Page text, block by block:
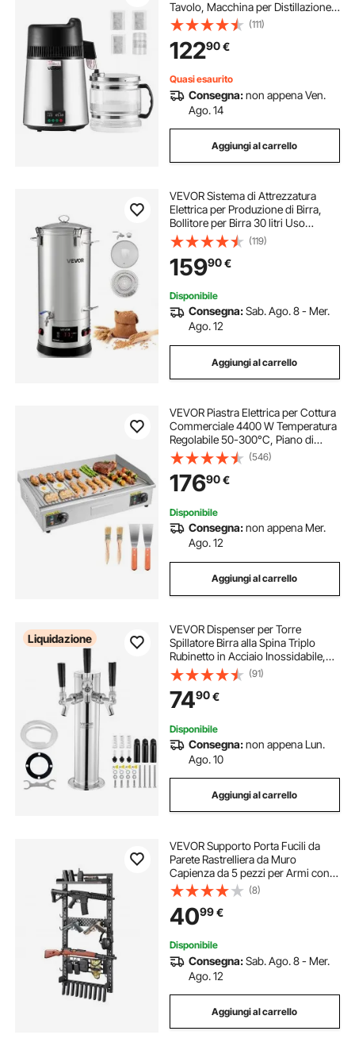
Tavolo, Macchina per Distillazione
da 900 W in Acciaio Inox per
Purificazione, Distillatore da Casa
Cucina
(111)
12290€
Quasi esaurito
Consegna:non appena Ven.
Ago. 14
Aggiungi al carrello
VEVOR Sistema di Attrezzatura
Elettrica per Produzione di Birra,
Bollitore per Birra 30 litri Uso
Domestico, Cuocitore di Mosto con
Canna Interna Maniglia Rubinetto,
Kit Utensili per Homebrewing
(119)
15990€
Disponibile
Consegna:Sab. Ago. 8 - Mer.
Ago. 12
Aggiungi al carrello
VEVOR Piastra Elettrica per Cottura
Commerciale 4400 W Temperatura
Regolabile 50-300°C, Piano di
Lavoro 725 x 400 mm in Acciaio
Inox, Kit Accessori per Bistecche
BBQ Feste Campeggio, Senza
Spina
(546)
17690€
Disponibile
Consegna:non appena Mer.
Ago. 12
Aggiungi al carrello
Liquidazione
VEVOR Dispenser per Torre
Spillatore Birra alla Spina Triplo
Rubinetto in Acciaio Inossidabile,
Tubi Preassemblati e Canne per
Rubinetti a Chiusura Automatica per
Feste, Bar, Pub, Ristoranti
(91)
7490€
Disponibile
Consegna:non appena Lun.
Ago. 10
Aggiungi al carrello
VEVOR Supporto Porta Fucili da
Parete Rastrelliera da Muro
Capienza da 5 pezzi per Armi con
Ganci Porta Fucili da Caccia Pistole
in Casa Ufficio da Parete
Orizzontale Telaio in Acciaio al
Carbonio
(8)
4099€
Disponibile
Consegna:Sab. Ago. 8 - Mer.
Ago. 12
Aggiungi al carrello